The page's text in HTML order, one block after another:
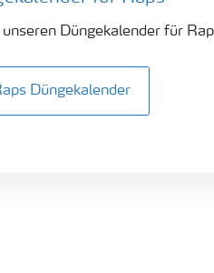
Düngekalender für
Düngekalender